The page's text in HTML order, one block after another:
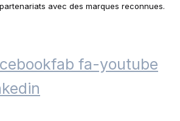
avec des marques reconnues.
fab fa-youtube